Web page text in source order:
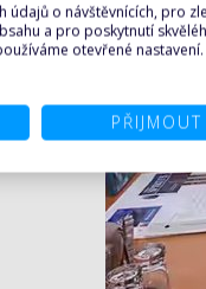
údajů o návštěvnících, pro
a pro poskytnutí
otevřené nastavení.